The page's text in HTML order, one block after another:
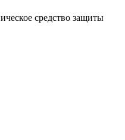
средство защиты